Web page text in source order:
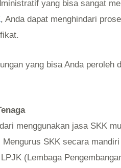
yang bisa sangat
, Anda dapat menghindari
yang bisa Anda peroleh
menggunakan jasa SKK
SKK secara
(Lembaga